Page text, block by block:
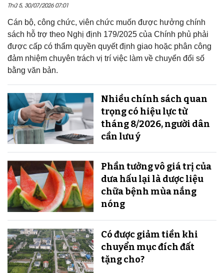
Thứ 5, 30/07/2026 07:01
Cán bộ, công chức, viên chức muốn được hưởng chính
sách hỗ trợ theo Nghị định 179/2025 của Chính phủ phải
được cấp có thẩm quyền quyết định giao hoặc phân công
đảm nhiệm chuyên trách vị trí việc làm về chuyển đổi số
bằng văn bản.
Nhiều chính sách quan
trọng có hiệu lực từ
tháng 8/2026, người dân
cần lưu ý
Phần tưởng vô giá trị của
dưa hấu lại là dược liệu
chữa bệnh mùa nắng
nóng
Có được giảm tiền khi
chuyển mục đích đất
tặng cho?